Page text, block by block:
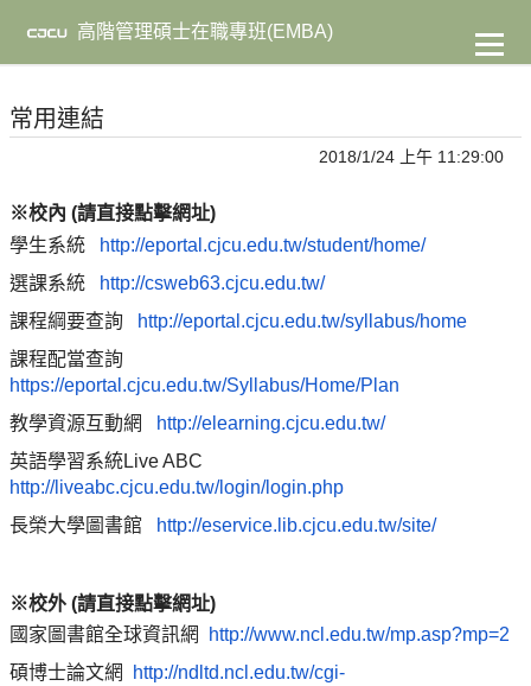
主
容
高階管理碩士在職專班(EMBA)
常用連結
2018/1/24 上午 11:29:00
※校內 (請直接點擊網址)
學生系統 http://eportal.cjcu.edu.tw/student/home/
選課系統 http://csweb63.cjcu.edu.tw/
課程綱要查詢 http://eportal.cjcu.edu.tw/syllabus/home
課程配當查詢
https://eportal.cjcu.edu.tw/Syllabus/Home/Plan
教學資源互動網 http://elearning.cjcu.edu.tw/
英語學習系統Live ABC
http://liveabc.cjcu.edu.tw/login/login.php
長榮大學圖書館 http://eservice.lib.cjcu.edu.tw/site/
※校外 (請直接點擊網址)
國家圖書館全球資訊網 http://www.ncl.edu.tw/mp.asp?mp=2
碩博士論文網 http://ndltd.ncl.edu.tw/cgi-